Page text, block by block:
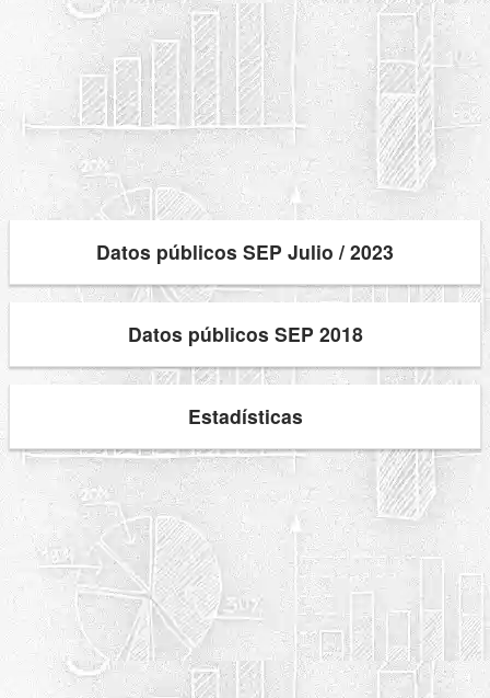
Datos públicos SEP Julio / 2023
Datos públicos SEP 2018
Estadísticas